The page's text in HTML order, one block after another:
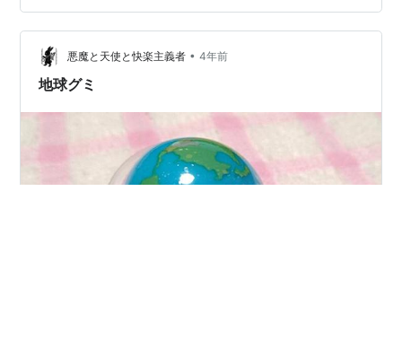
ば、明治の「果汁グミ」という人も多いのではないでし
ょうか。ぶどうやいちごなど、果物の形をしているのが
特徴です。適度な弾力と、果物をそのまま食べているよ
うなジューシーな味わいがあります。季節によって…
悪魔と天使と快楽主義者 • 4年前
地球グミ